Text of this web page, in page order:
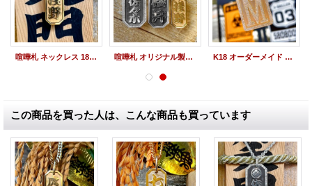
喧嘩札 ネックレス 18金 オーダー 名前札 千住札 八角札 ペンダント オーダーメイド製作（小） 喧嘩札 オリジナル製作 漢字 オーダーネックレス 千社札 祭札 製作オーダー K18 オーダーメイド ペンダント ダイヤモンド "M" タグトップ Iced ジュエリー カスタムオーダー
この商品を買った人は、こんな商品も買っています